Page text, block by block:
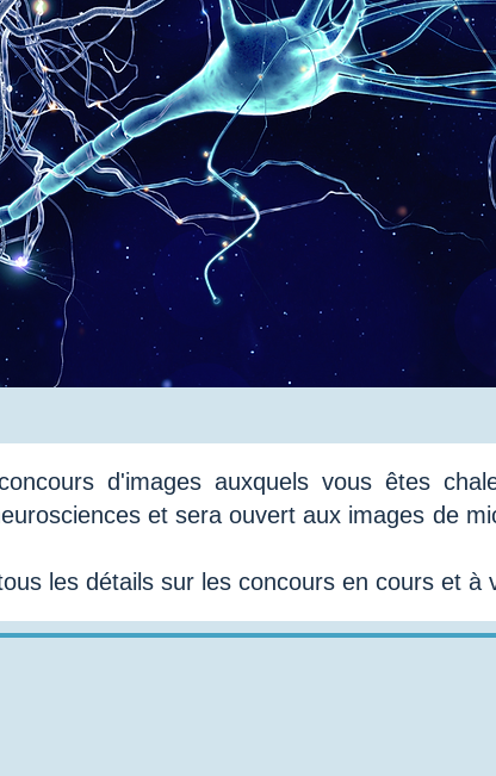
d'images auxquels vous êtes
et sera ouvert aux images de
les détails sur les concours en cours et à